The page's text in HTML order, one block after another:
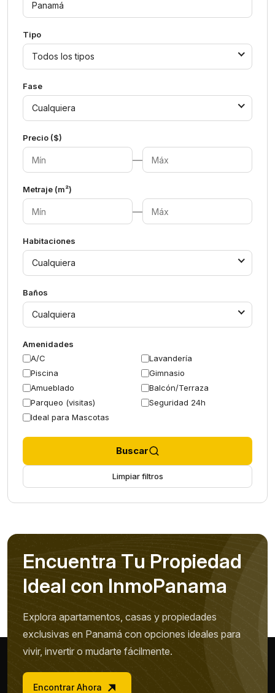
Tipo
Todos los tipos
Fase
Cualquiera
Precio ($)
—
Metraje (m²)
—
Habitaciones
Cualquiera
Baños
Cualquiera
Amenidades
A/C
Lavandería
Piscina
Gimnasio
Amueblado
Balcón/Terraza
Parqueo (visitas)
Seguridad 24h
Ideal para Mascotas
Buscar
Limpiar filtros
Encuentra Tu Propiedad
Ideal con InmoPanama
Explora apartamentos, casas y propiedades
exclusivas en Panamá con opciones ideales para
vivir, invertir o mudarte fácilmente.
Encontrar Ahora